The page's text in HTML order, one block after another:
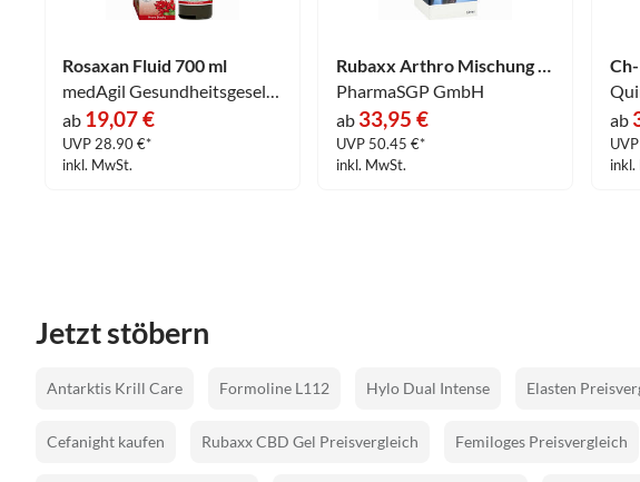
Rosaxan Fluid 700 ml
medAgil Gesundheitsgesellschaft mbH
ab 19,07 €
UVP 28.90 €*
inkl. MwSt.
Rubaxx Arthro Mischung 50 ml
PharmaSGP GmbH
ab 33,95 €
UVP 50.45 €*
inkl. MwSt.
ab
inkl.
Jetzt stöbern
Antarktis Krill Care Formoline L112 Hylo Dual Intense Elasten
Cefanight kaufen Rubaxx CBD Gel Preisvergleich Femiloges Preisvergleich